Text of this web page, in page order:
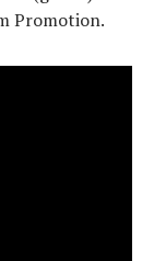
Promotion.